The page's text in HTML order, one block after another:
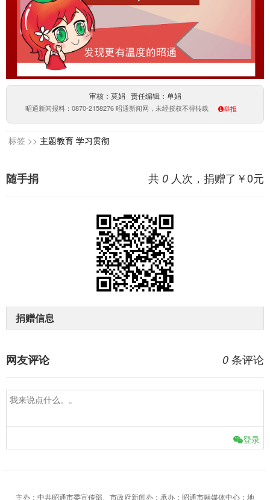
审核：莫娟 责任编辑：单娟
昭通新闻报料：0870-2158276 昭通新闻网，未经授权不得转载 举报
标签 >> 主题教育 学习贯彻
共 0 人次，捐赠了￥0元
随手捐
捐赠信息
0 条评论
网友评论
登录
主办：中共昭通市委宣传部、市政府新闻办；承办：昭通市融媒体中心；地